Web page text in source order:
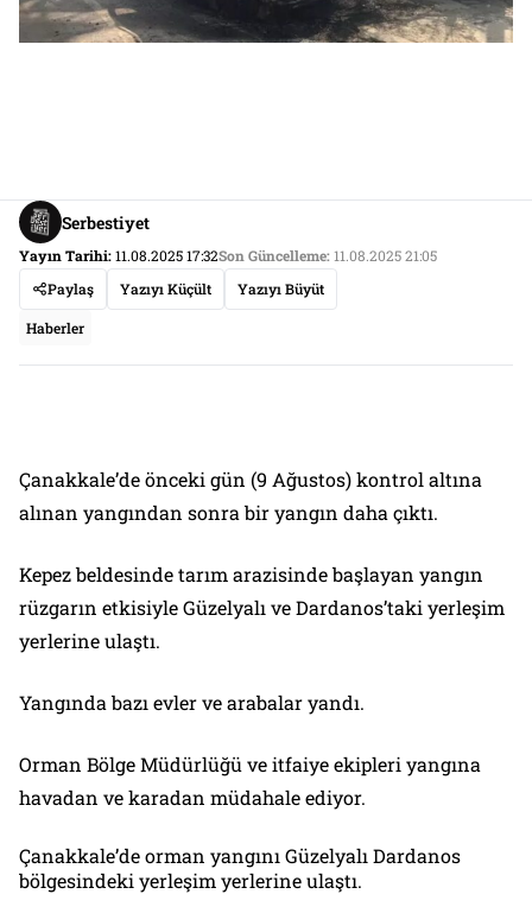
Serbestiyet
Yayın Tarihi:11.08.2025 17:32Son Güncelleme:11.08.2025 21:05
Paylaş
Yazıyı Küçült Yazıyı Büyüt
Haberler
Çanakkale’de önceki gün (9 Ağustos) kontrol altına
alınan yangından sonra bir yangın daha çıktı.
Kepez beldesinde tarım arazisinde başlayan yangın
rüzgarın etkisiyle Güzelyalı ve Dardanos’taki yerleşim
yerlerine ulaştı.
Yangında bazı evler ve arabalar yandı.
Orman Bölge Müdürlüğü ve itfaiye ekipleri yangına
havadan ve karadan müdahale ediyor.
Çanakkale’de orman yangını Güzelyalı Dardanos
bölgesindeki yerleşim yerlerine ulaştı.